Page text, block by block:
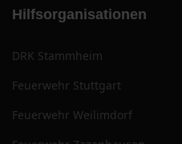
Hilfsorganisationen
DRK Stammheim
Feuerwehr Stuttgart
Feuerwehr Weilimdorf